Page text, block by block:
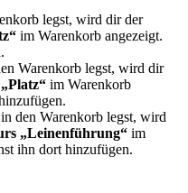
legst, wird dir der
im Warenkorb angezeigt.
Warenkorb legst, wird dir
im Warenkorb
in den Warenkorb legst, wird
„Leinenführung“ im
ihn dort hinzufügen.